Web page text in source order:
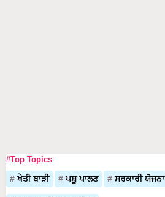
#Top Topics
ਖੇਤੀ ਬਾੜੀ ਪਸ਼ੂ ਪਾਲਣ ਸਰਕਾਰੀ ਯੋਜਨਾ